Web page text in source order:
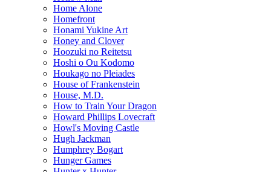
Home Alone
Homefront
Honami Yukine Art
Honey and Clover
Hoozuki no Reitetsu
Hoshi o Ou Kodomo
Houkago no Pleiades
House of Frankenstein
House, M.D.
How to Train Your Dragon
Howard Phillips Lovecraft
Howl's Moving Castle
Hugh Jackman
Humphrey Bogart
Hunger Games